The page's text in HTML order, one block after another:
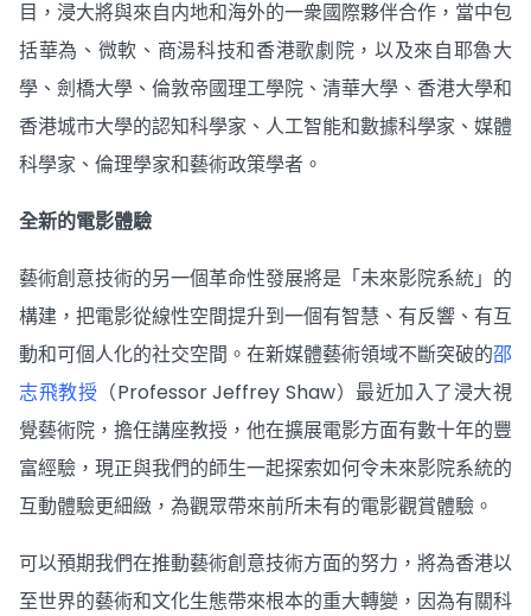
目，浸大將與來自内地和海外的一衆國際夥伴合作，當中包
括華為、微軟、商湯科技和香港歌劇院，以及來自耶魯大
學、劍橋大學、倫敦帝國理工學院、清華大學、香港大學和
香港城市大學的認知科學家、人工智能和數據科學家、媒體
科學家、倫理學家和藝術政策學者。
全新的電影體驗
藝術創意技術的另一個革命性發展將是「未來影院系統」的
構建，把電影從線性空間提升到一個有智慧、有反響、有互
動和可個人化的社交空間。在新媒體藝術領域不斷突破的邵
志飛教授 （Professor Jeffrey Shaw）最近加入了浸大視
覺藝術院，擔任講座教授，他在擴展電影方面有數十年的豐
富經驗，現正與我們的師生一起探索如何令未來影院系統的
互動體驗更細緻，為觀眾帶來前所未有的電影觀賞體驗。
可以預期我們在推動藝術創意技術方面的努力，將為香港以
至世界的藝術和文化生態帶來根本的重大轉變，因為有關科